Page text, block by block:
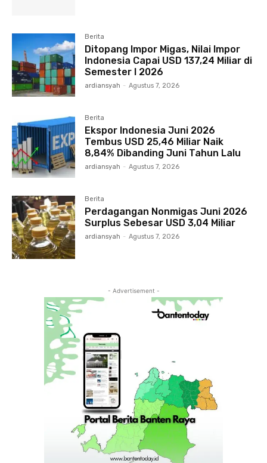
Berita
Ditopang Impor Migas, Nilai Impor
Indonesia Capai USD 137,24 Miliar di
Semester I 2026
ardiansyah - Agustus 7, 2026
Berita
Ekspor Indonesia Juni 2026
Tembus USD 25,46 Miliar Naik
8,84% Dibanding Juni Tahun Lalu
ardiansyah - Agustus 7, 2026
Berita
Perdagangan Nonmigas Juni 2026
Surplus Sebesar USD 3,04 Miliar
ardiansyah - Agustus 7, 2026
- Advertisement -